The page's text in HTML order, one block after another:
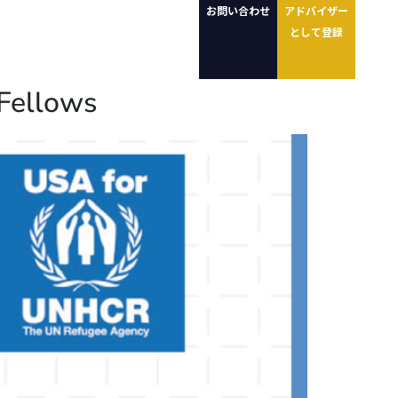
お問い合わせ
アドバイザー
として登録